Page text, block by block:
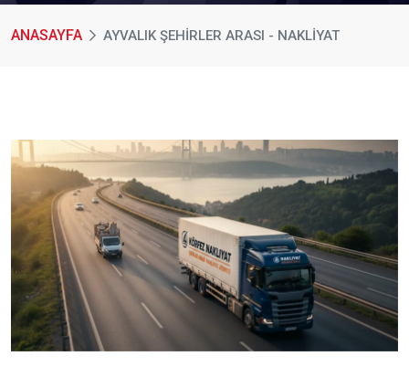
ANASAYFA AYVALIK ŞEHİRLER ARASI - NAKLİYAT